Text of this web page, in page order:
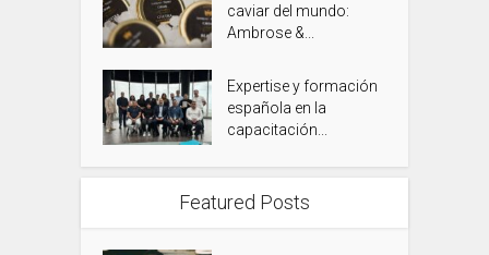
caviar del mundo:
Ambrose &...
Expertise y formación
española en la
capacitación...
Featured Posts